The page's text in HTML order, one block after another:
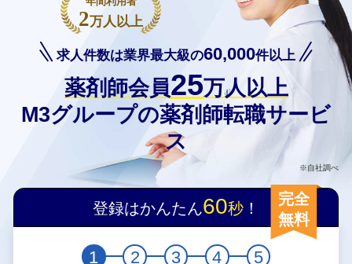
求人件数は業界最大級の60,000件以上
薬剤師会員25万人以上
M3グループの薬剤師転職サービ
ス
※自社調べ
2万人以上
登録はかんたん60秒 ！
完全
無料
1 2 3 4 5